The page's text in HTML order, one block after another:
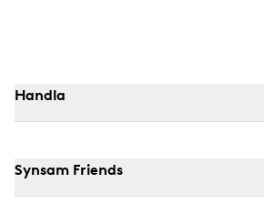
Handla
Synsam Friends